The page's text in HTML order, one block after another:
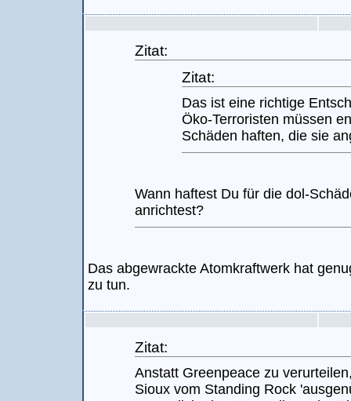
Zitat:
Zitat:
Das ist eine richtige
Öko-Terroristen müssen
Schäden haften, die sie
Wann haftest Du für die dol-
anrichtest?
Das abgewrackte Atomkraftwerk hat
zu tun.
Zitat:
Anstatt Greenpeace zu
Sioux vom Standing Rock